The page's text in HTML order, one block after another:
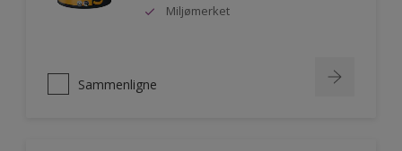
Miljømerket
Sammenligne